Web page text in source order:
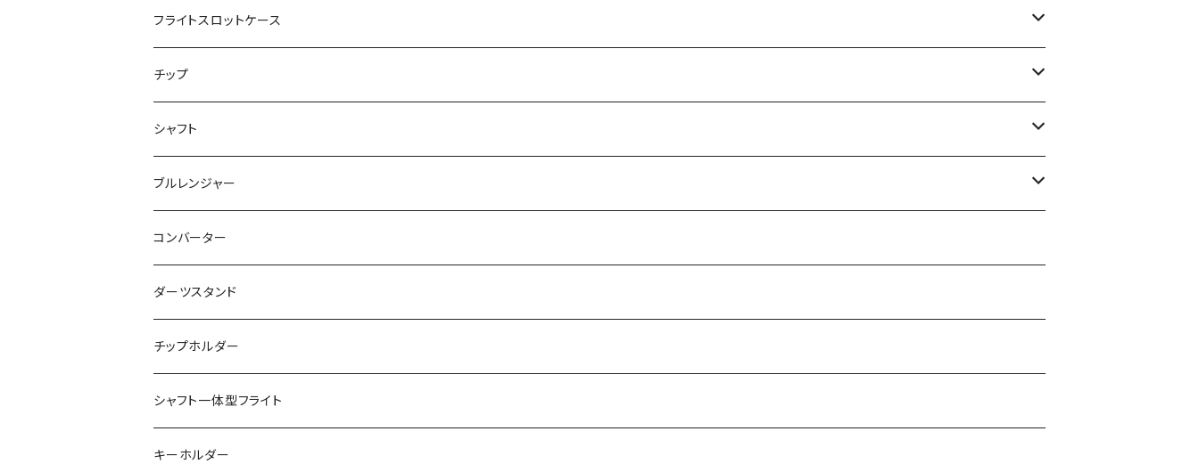
フライトスロットケース
飛び出し防止リングなし
飛び出し防止リング付き
ノーマル
マーブル
シームレス用
チップ
２ＢＡ用チップ
シャークチップ
シャークチップコンバージョン
４ＢＡ用チップ
ドルフィンチップ
ドルフィンチップコンバージョン
シャフト
ノーマル
アクタゴンシャフト
ツインシャフト
ブルレンジャー
光るブルレンジャー
プリントバージョン
当ショップ限定発売
コンバーター
ダーツスタンド
チップホルダー
シャフト一体型フライト
キーホルダー